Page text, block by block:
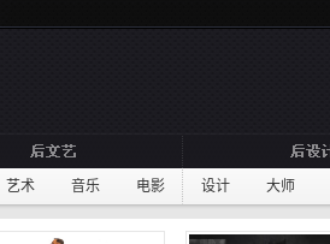
艺术 音乐 电影 设计 大师